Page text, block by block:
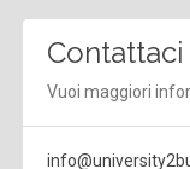
Contattaci
Vuoi maggiori